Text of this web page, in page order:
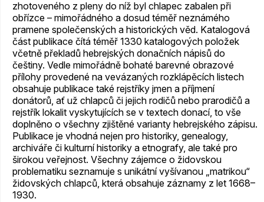
zhotoveného z pleny do níž byl chlapec zabalen při
obřízce – mimořádného a dosud téměř neznámého
pramene společenských a historických věd. Katalogová
část publikace čítá téměř 1330 katalogových položek
včetně překladů hebrejských donačních nápisů do
češtiny. Vedle mimořádně bohaté barevné obrazové
přílohy provedené na vevázaných rozklápěcích listech
obsahuje publikace také rejstříky jmen a příjmení
donátorů, ať už chlapců či jejich rodičů nebo prarodičů a
rejstřík lokalit vyskytujících se v textech donací, to vše
doplněno o všechny zjištěné varianty hebrejského zápisu.
Publikace je vhodná nejen pro historiky, genealogy,
archiváře či kulturní historiky a etnografy, ale také pro
širokou veřejnost. Všechny zájemce o židovskou
problematiku seznamuje s unikátní vyšívanou „matrikou“
židovských chlapců, která obsahuje záznamy z let 1668–
1930.